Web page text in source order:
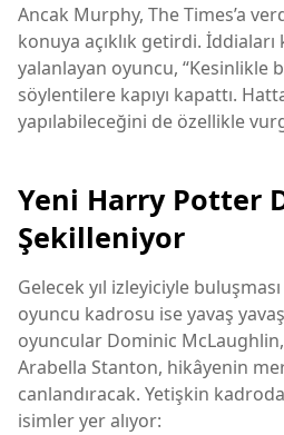
Ancak Murphy, The Times’a
konuya açıklık getirdi.
yalanlayan oyuncu, “Kesinlikle
söylentilere kapıyı kapattı.
yapılabileceğini de özellikle
Yeni Harry Potter
Şekilleniyor
Gelecek yıl izleyiciyle
oyuncu kadrosu ise yavaş
oyuncular Dominic
Arabella Stanton, hikâyenin
canlandıracak. Yetişkin
isimler yer alıyor: